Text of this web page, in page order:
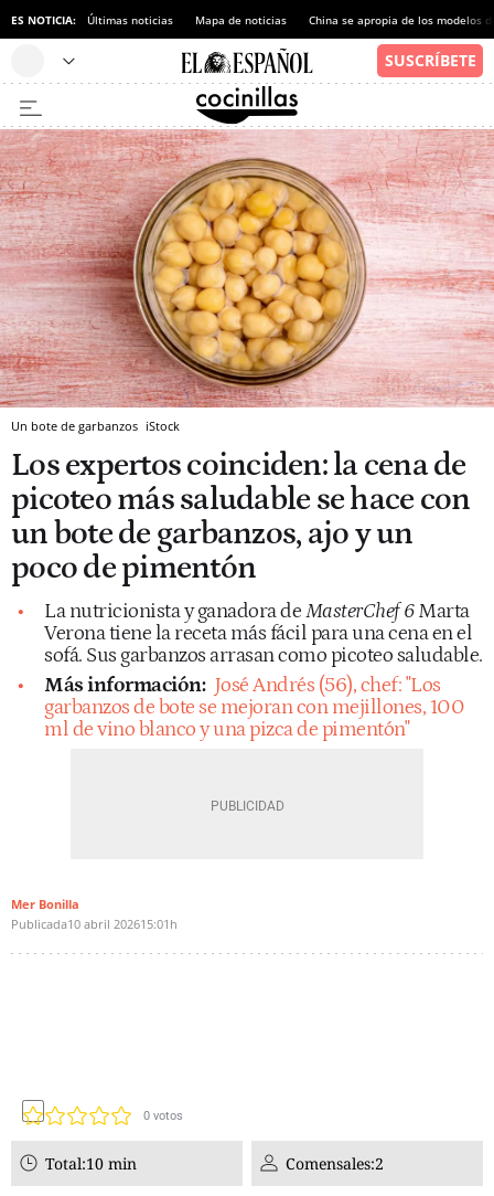
ES NOTICIA: Últimas noticias Mapa de noticias China se apropia de los modelos
Un bote de garbanzos iStock
Los expertos coinciden: la cena de
picoteo más saludable se hace con
un bote de garbanzos, ajo y un
poco de pimentón
La nutricionista y ganadora deMasterChef 6Marta
Verona tiene la receta más fácil para una cena en el
sofá. Sus garbanzos arrasan como picoteo saludable.
Más información: José Andrés (56), chef: "Los
garbanzos de bote se mejoran con mejillones, 100
ml de vino blanco y una pizca de pimentón"
Mer Bonilla
Publicada10 abril 202615:01h
0 votos
Total:10 min Comensales:2